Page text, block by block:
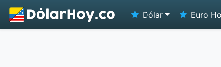
Dólar Euro